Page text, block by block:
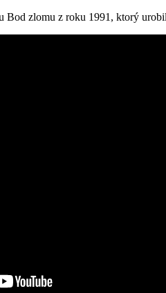
zlomu z roku 1991, ktorý